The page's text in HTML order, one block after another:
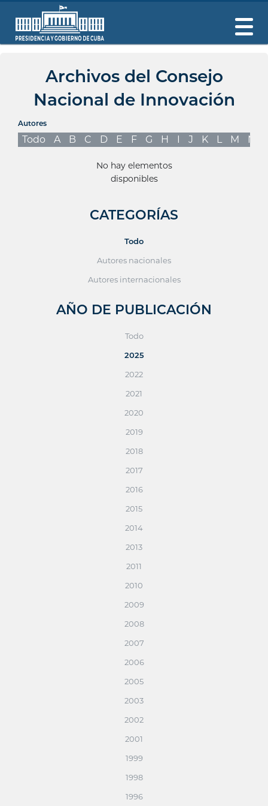
Archivos del Consejo
Nacional de Innovación
Autores
Todo A B C D E F G H I J K L M N
No hay elementos
disponibles
CATEGORÍAS
Todo
Autores nacionales
Autores internacionales
AÑO DE PUBLICACIÓN
Todo
2025
2022
2021
2020
2019
2018
2017
2016
2015
2014
2013
2011
2010
2009
2008
2007
2006
2005
2003
2002
2001
1999
1998
1996